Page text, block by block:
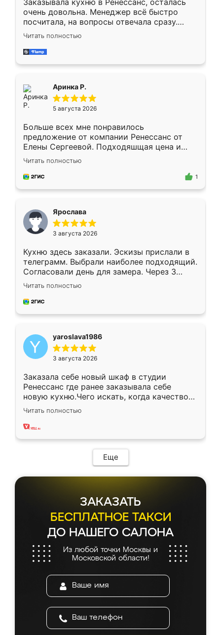
Заказывала кухню в Ренессанс, осталась
очень довольна. Менеджер всё быстро
посчитала, на вопросы отвечала сразу.
Замерщик приехал в субботу, подошёл к
делу со всей ответственностью. Собрали
за день, ребята работали аккуратно, даже
Читать полностью
Аринка Р.
5 августа 2026
Больше всех мне понравилось
предложение от компании Ренессанс от
Елены Сергеевой. Подходяшщая цена и
короткие сроки изготовления. Приехавший
для замера сотрудник Владислав
предложил по моему эскизу самый
Читать полностью
1
Ярослава
3 августа 2026
Кухню здесь заказали. Эскизы прислали в
телеграмм. Выбрали наиболее подходящий.
Согласовали день для замера. Через 3
недели кухня была уже готова. Остались
довольны работой. Спасибо Ренессанс
мебель за качественную работу!
Читать полностью
yaroslava1986
3 августа 2026
Заказала себе новый шкаф в студии
Ренессанс где ранее заказывала себе
новую кухню.Чего искать, когда качеством
вполне довольна. Служит кухня уже почти
два года, нареканий нет.
Читать полностью
Еще
ЗАКАЗАТЬ
БЕСПЛАТНОЕ ТАКСИ
ДО НАШЕГО САЛОНА
Из любой точки Москвы и
Московской области!